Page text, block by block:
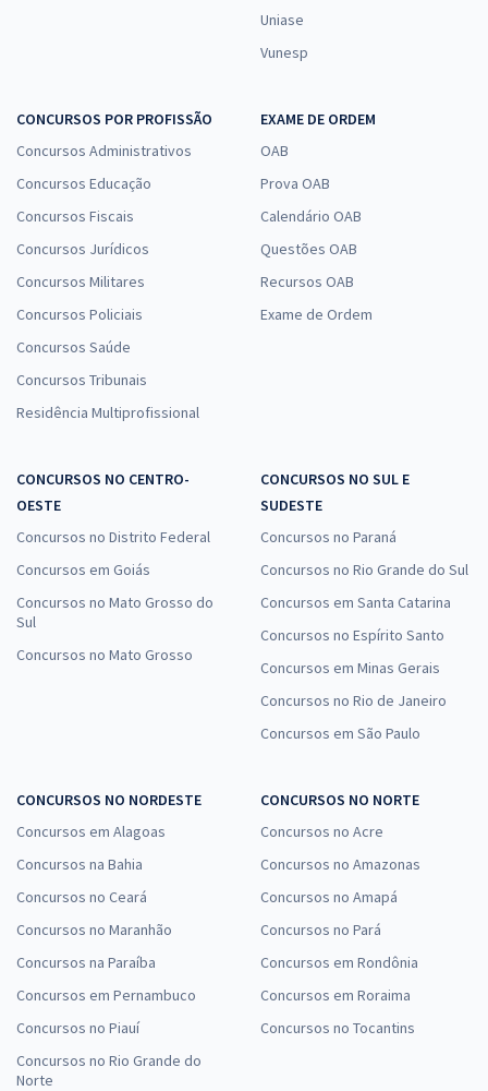
Uniase
Vunesp
CONCURSOS POR PROFISSÃO
Concursos Administrativos
Concursos Educação
Concursos Fiscais
Concursos Jurídicos
Concursos Militares
Concursos Policiais
Concursos Saúde
Concursos Tribunais
Residência Multiprofissional
EXAME DE ORDEM
OAB
Prova OAB
Calendário OAB
Questões OAB
Recursos OAB
Exame de Ordem
CONCURSOS NO CENTRO-
OESTE
Concursos no Distrito Federal
Concursos em Goiás
Concursos no Mato Grosso do
Sul
Concursos no Mato Grosso
CONCURSOS NO SUL E
SUDESTE
Concursos no Paraná
Concursos no Rio Grande do Sul
Concursos em Santa Catarina
Concursos no Espírito Santo
Concursos em Minas Gerais
Concursos no Rio de Janeiro
Concursos em São Paulo
CONCURSOS NO NORDESTE
Concursos em Alagoas
Concursos na Bahia
Concursos no Ceará
Concursos no Maranhão
Concursos na Paraíba
Concursos em Pernambuco
Concursos no Piauí
Concursos no Rio Grande do
Norte
CONCURSOS NO NORTE
Concursos no Acre
Concursos no Amazonas
Concursos no Amapá
Concursos no Pará
Concursos em Rondônia
Concursos em Roraima
Concursos no Tocantins